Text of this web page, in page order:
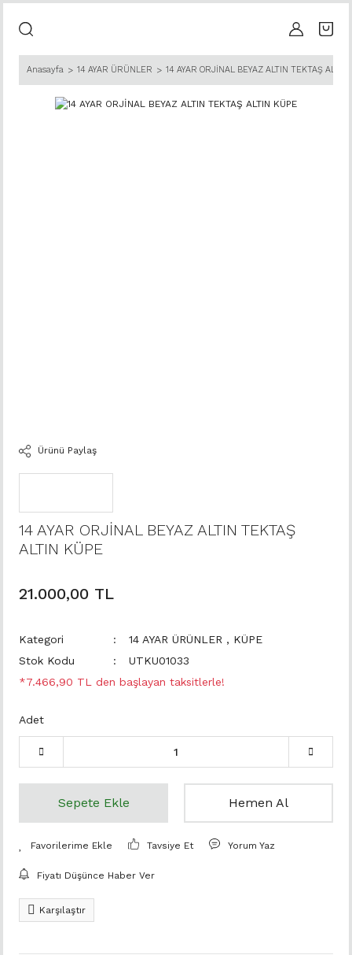
Anasayfa 14 AYAR ÜRÜNLER 14 AYAR ORJİNAL BEYAZ ALTIN TEKTAŞ ALTIN
Ürünü Paylaş
14 AYAR ORJİNAL BEYAZ ALTIN TEKTAŞ
ALTIN KÜPE
21.000,00 TL
Kategori 14 AYAR ÜRÜNLER , KÜPE
Stok Kodu
UTKU01033
*7.466,90 TL den başlayan taksitlerle!
Adet
Sepete Ekle Hemen Al
Tavsiye Et Yorum Yaz
Fiyatı Düşünce Haber Ver
Karşılaştır